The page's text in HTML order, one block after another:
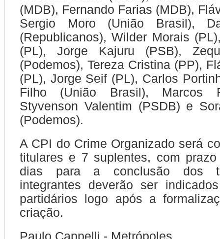
(MDB), Fernando Farias (MDB),
Sergio Moro (União Brasil),
(Republicanos), Wilder Morais
(PL), Jorge Kajuru (PSB),
(Podemos), Tereza Cristina (PP),
(PL), Jorge Seif (PL), Carlos
Filho (União Brasil), Marcos
Styvenson Valentim (PSDB) e
(Podemos).
A CPI do Crime Organizado será
titulares e 7 suplentes, com
dias para a conclusão dos
integrantes deverão ser
partidários logo após a
criação.
Paulo Cappelli - Metrópoles